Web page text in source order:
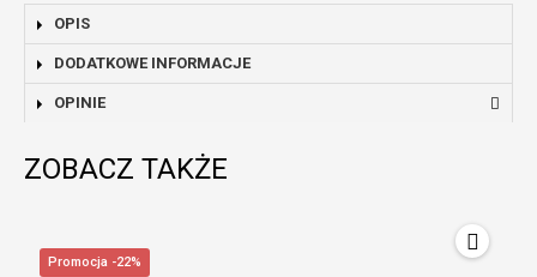
OPIS
DODATKOWE INFORMACJE
OPINIE
ZOBACZ TAKŻE
Promocja -22%